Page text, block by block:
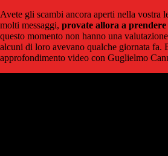
Avete gli scambi ancora aperti nella vostra
molti messaggi, provate allora a
questo momento non hanno una
alcuni di loro avevano qualche giornata fa.
approfondimento video con Guglielmo